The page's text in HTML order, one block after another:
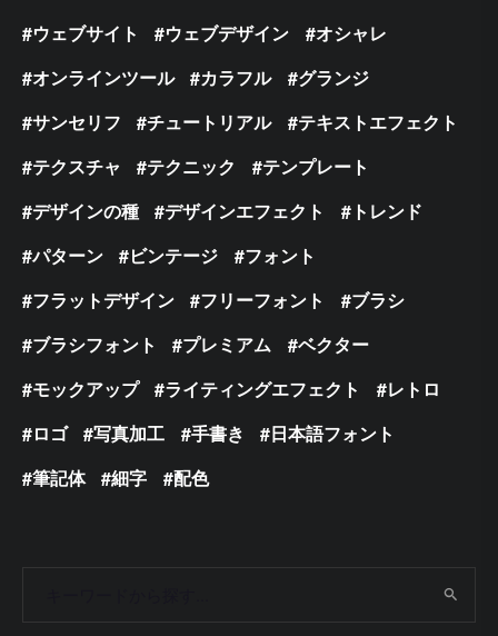
ウェブサイト
ウェブデザイン
オシャレ
オンラインツール
カラフル
グランジ
サンセリフ
チュートリアル
テキストエフェクト
テクスチャ
テクニック
テンプレート
デザインの種
デザインエフェクト
トレンド
パターン
ビンテージ
フォント
フラットデザイン
フリーフォント
ブラシ
ブラシフォント
プレミアム
ベクター
モックアップ
ライティングエフェクト
レトロ
ロゴ
写真加工 手書き
日本語フォント
筆記体
細字 配色